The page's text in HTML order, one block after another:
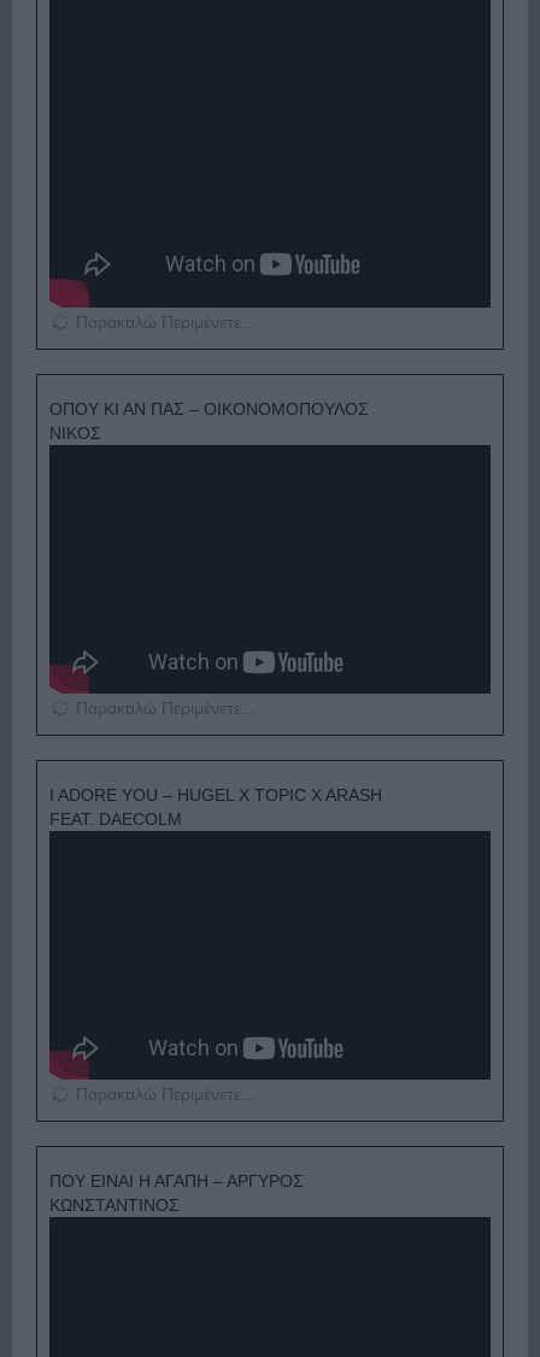
Παρακαλώ Περιμένετε...
ΟΠΟΥ ΚΙ ΑΝ ΠΑΣ – ΟΙΚΟΝΟΜΟΠΟΥΛΟΣ
ΝΙΚΟΣ
Παρακαλώ Περιμένετε...
I ADORE YOU – HUGEL X TOPIC X ARASH
FEAT. DAECOLM
Παρακαλώ Περιμένετε...
ΠΟΥ ΕΙΝΑΙ Η ΑΓΑΠΗ – ΑΡΓΥΡΟΣ
ΚΩΝΣΤΑΝΤΙΝΟΣ